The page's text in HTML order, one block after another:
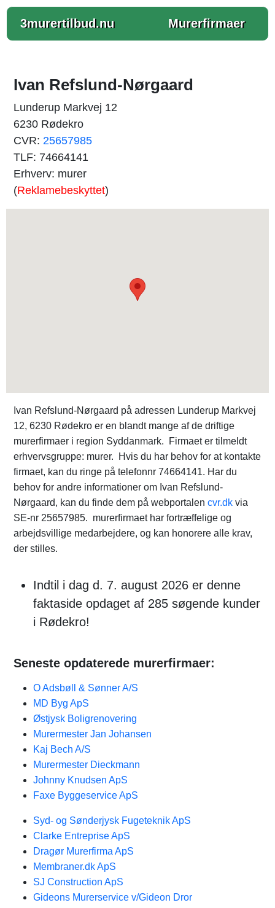
3murertilbud.nu Murerfirmaer
Ivan Refslund-Nørgaard
Lunderup Markvej 12
6230 Rødekro
CVR: 25657985
TLF: 74664141
Erhverv: murer
(Reklamebeskyttet)
Ivan Refslund-Nørgaard på adressen Lunderup Markvej
12, 6230 Rødekro er en blandt mange af de driftige
murerfirmaer i region Syddanmark. Firmaet er tilmeldt
erhvervsgruppe: murer. Hvis du har behov for at kontakte
firmaet, kan du ringe på telefonnr 74664141. Har du
behov for andre informationer om Ivan Refslund-
Nørgaard, kan du finde dem på webportalen cvr.dk via
SE-nr 25657985. murerfirmaet har fortræffelige og
arbejdsvillige medarbejdere, og kan honorere alle krav,
der stilles.
Indtil i dag d. 7. august 2026 er denne
faktaside opdaget af 285 søgende kunder
i Rødekro!
Seneste opdaterede murerfirmaer:
O Adsbøll & Sønner A/S
MD Byg ApS
Østjysk Boligrenovering
Murermester Jan Johansen
Kaj Bech A/S
Murermester Dieckmann
Johnny Knudsen ApS
Faxe Byggeservice ApS
Syd- og Sønderjysk Fugeteknik ApS
Clarke Entreprise ApS
Dragør Murerfirma ApS
Membraner.dk ApS
SJ Construction ApS
Gideons Murerservice v/Gideon Dror